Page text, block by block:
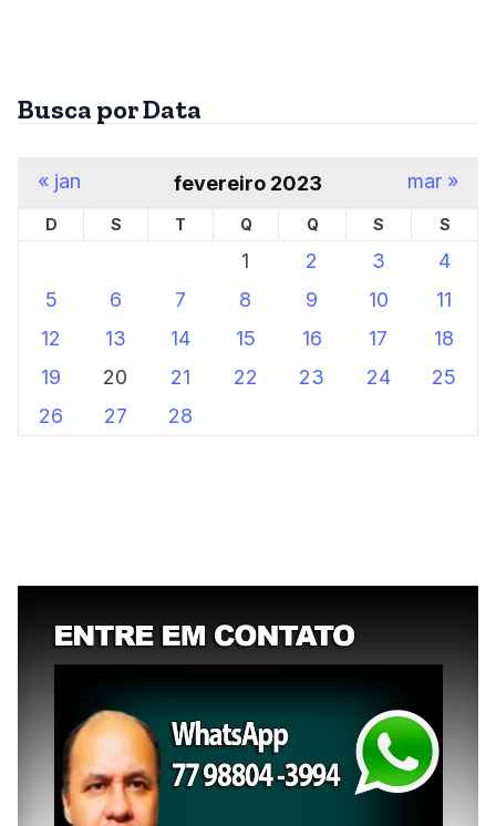
Busca por Data
fevereiro 2023
D S T Q Q S S
1 2 3
4
5
6 7 8 9 10
11
12
13 14 15 16 17
18
19
20 21 22 23 24
25
26
27 28
« jan mar »